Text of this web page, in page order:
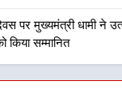
न्याय पंचायत से राज्य
प्रतिभा का प्रदर्शन
उत्तराखण्ड
पर मुख्यमंत्री धामी ने
किया सम्मानित